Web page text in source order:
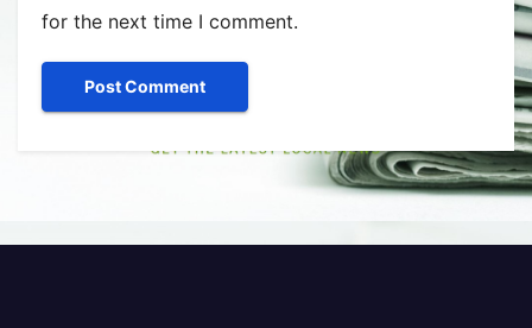
for the next time I comment.